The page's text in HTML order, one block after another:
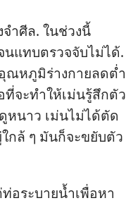
ำศีล. ใน​ช่วง​นี้
น​แทบ​ตรวจ​จับ​ไม่​ได้.
ณหภูมิ​ร่าง​กาย​ลด​ต่ำ​
จะ​ทำ​ให้​เม่น​รู้สึก​ตัว​
หนาว เม่น​ไม่​ได้​ตัด​
กล้ ๆ มัน​ก็​จะ​ขยับ​ตัว​
อ​ระบาย​น้ำ​เพื่อ​หา​